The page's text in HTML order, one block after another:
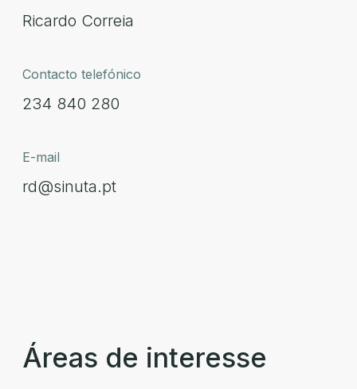
Ricardo Correia
Contacto telefónico
234 840 280
E-mail
rd@sinuta.pt
Áreas de interesse